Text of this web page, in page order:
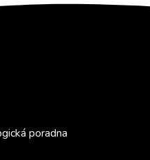
poradna